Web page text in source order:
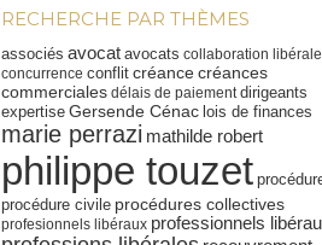
RECHERCHE PAR THÈMES
associés avocat avocats collaboration libérale
concurrence conflit créancecréances
commerciales délais de paiement dirigeants
expertise Gersende Cénac lois de finances
marie perrazi mathilde robert
philippe touzet
procédure civile procédures collectives
profesionnels libéraux professionnels